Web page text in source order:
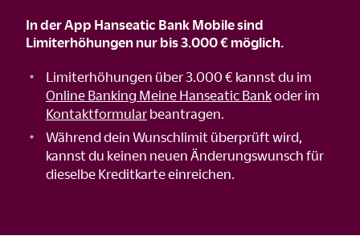
In der App Hanseatic Bank Mobile sind
Limiterhöhungen nur bis 3.000 € möglich.
Limiterhöhungen über 3.000 € kannst du im
Online Banking Meine Hanseatic Bankoder im
Kontaktformular beantragen.
Während dein Wunschlimit überprüft wird,
kannst du keinen neuen Änderungswunsch für
dieselbe Kreditkarte einreichen.